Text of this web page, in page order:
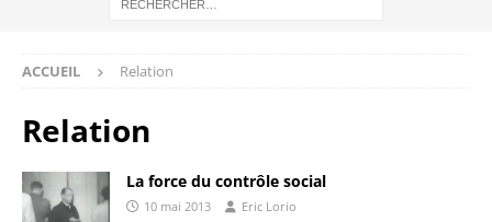
ACCUEIL Relation
Relation
La force du contrôle social
10 mai 2013 Eric Lorio